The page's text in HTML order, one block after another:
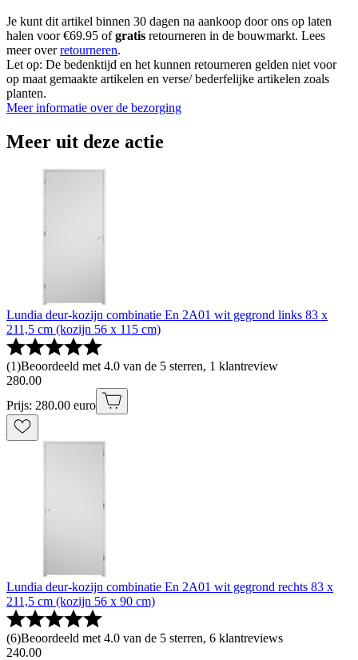
Je kunt dit artikel binnen 30 dagen na aankoop door ons op laten
halen voor €69.95 ofgratis retourneren in de bouwmarkt. Lees
meer overretourneren.
Let op: De bedenktijd en het kunnen retourneren gelden niet voor
op maat gemaakte artikelen en verse/ bederfelijke artikelen zoals
planten.
Meer informatie over de bezorging
Meer uit deze actie
Lundia deur-kozijn combinatie En 2A01 wit gegrond links 83 x
211,5 cm (kozijn 56 x 115 cm)
(1)Beoordeeld met 4.0 van de 5 sterren, 1 klantreview
280.00
Prijs: 280.00 euro
Lundia deur-kozijn combinatie En 2A01 wit gegrond rechts 83 x
211,5 cm (kozijn 56 x 90 cm)
(6)Beoordeeld met 4.0 van de 5 sterren, 6 klantreviews
240.00